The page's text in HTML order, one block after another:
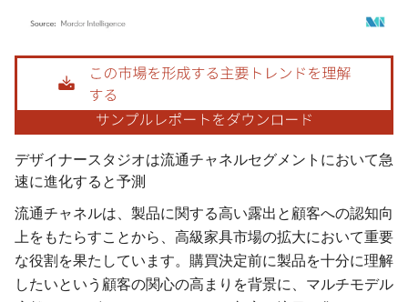
画像 © Mordor Intelligence。再利用にはCC BY 4.0の表示が必要です。
デザイナースタジオは流通チャネルセグメントにおいて急
速に進化すると予測
流通チャネルは、製品に関する高い露出と顧客への認知向
上をもたらすことから、高級家具市場の拡大において重要
な役割を果たしています。購買決定前に製品を十分に理解
したいという顧客の関心の高まりを背景に、マルチモデル